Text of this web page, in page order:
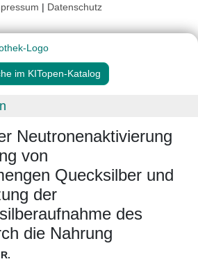
| Datenschutz
im KITopen-Katalog
Neutronenaktivierung
von
Quecksilber und
der
des
die Nahrung